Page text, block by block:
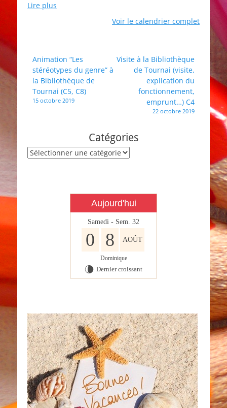
Lire plus
Voir le calendrier complet
Navigation
de
l’article
Animation “Les
stéréotypes du genre” à
la Bibliothèque de
Tournai (C5, C8)
15 octobre 2019
Visite à la Bibliothèque
de Tournai (visite,
explication du
fonctionnement,
emprunt…) C4
22 octobre 2019
Catégories
Catégories
Aujourd'hui
Samedi - Sem. 32
0 8 AOÛT
Dominique
V Dernier croissant